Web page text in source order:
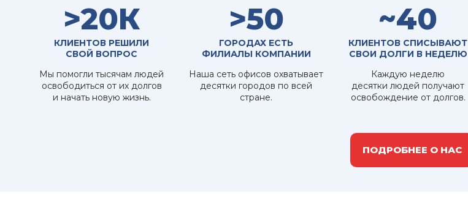
>20К
КЛИЕНТОВ РЕШИЛИ
СВОЙ ВОПРОС
Мы помогли тысячам людей
освободиться от их долгов
и начать новую жизнь.
>50
ГОРОДАХ ЕСТЬ
ФИЛИАЛЫ КОМПАНИИ
Наша сеть офисов охватывает
десятки городов по всей
стране.
~40
КЛИЕНТОВ СПИСЫВАЮТ
СВОИ ДОЛГИ В НЕДЕЛЮ
Каждую неделю
десятки людей получают
освобождение от долгов.
ПОДРОБНЕЕ О НАС